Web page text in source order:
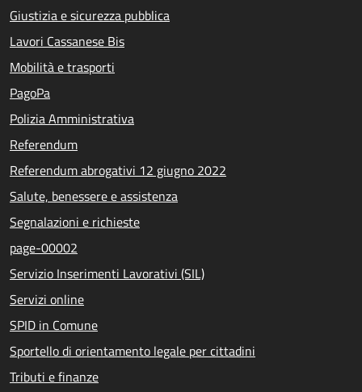
Giustizia e sicurezza pubblica
Lavori Cassanese Bis
Mobilità e trasporti
PagoPa
Polizia Amministrativa
Referendum
Referendum abrogativi 12 giugno 2022
Salute, benessere e assistenza
Segnalazioni e richieste
page-00002
Servizio Inserimenti Lavorativi (SIL)
Servizi online
SPID in Comune
Sportello di orientamento legale per cittadini
Tributi e finanze